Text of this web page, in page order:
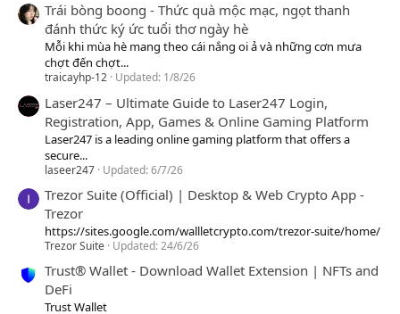
Trái bòng boong - Thức quà mộc mạc, ngọt thanh
đánh thức ký ức tuổi thơ ngày hè
Mỗi khi mùa hè mang theo cái nắng oi ả và những cơn mưa
chợt đến chợt...
traicayhp-12 Updated: 1/8/26
Laser247 – Ultimate Guide to Laser247 Login,
Registration, App, Games & Online Gaming Platform
Laser247 is a leading online gaming platform that offers a
secure...
laseer247 Updated:6/7/26
Trezor Suite (Official) | Desktop & Web Crypto App -
Trezor
https://sites.google.com/wallletcrypto.com/trezor-suite/home/
Trezor Suite Updated:24/6/26
Trust® Wallet - Download Wallet Extension | NFTs and
DeFi
Trust Wallet